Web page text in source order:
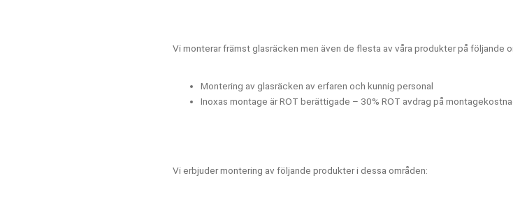
Vi monterar främst glasräcken men även de flesta av våra produkter på följande
Montering av glasräcken av erfaren och kunnig personal
Inoxas montage är ROT berättigade – 30% ROT avdrag på
Vi erbjuder montering av följande produkter i dessa områden: